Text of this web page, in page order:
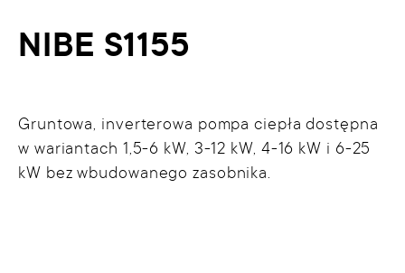
NIBE S1155
Gruntowa, inverterowa pompa ciepła dostępna
w wariantach 1,5-6 kW, 3-12 kW, 4-16 kW i 6-25
kW bez wbudowanego zasobnika.